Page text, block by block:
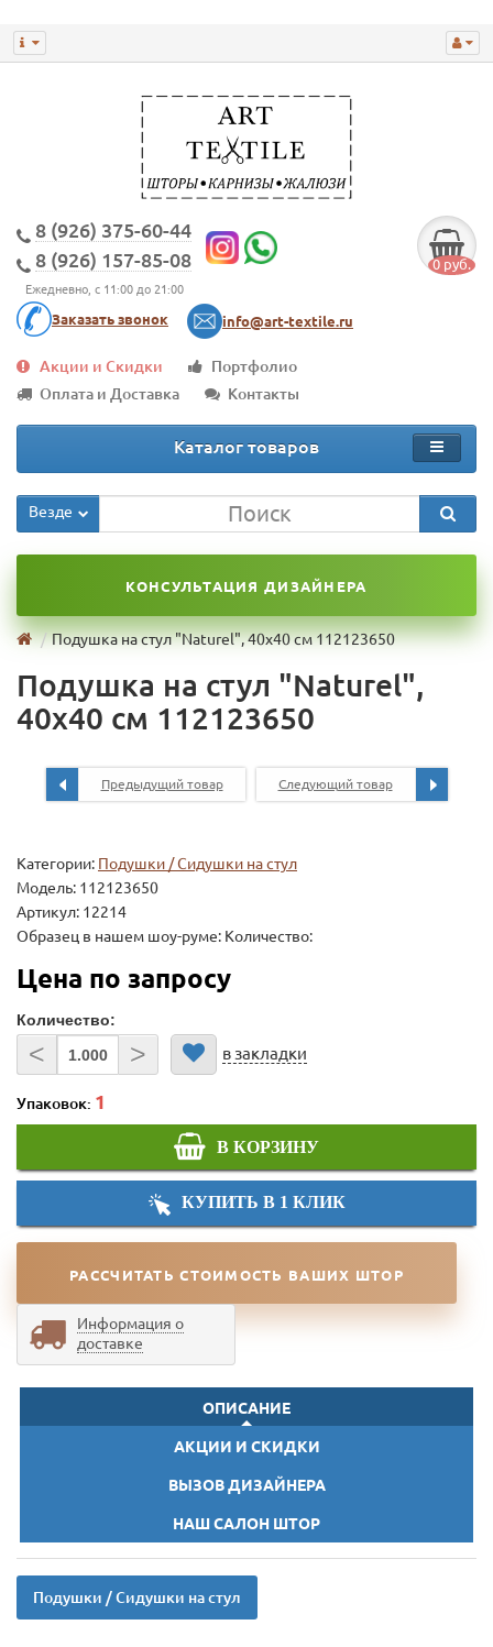
8 (926) 375-60-44
8 (926) 157-85-08
Ежедневно, с 11:00 до 21:00
Заказать звонок info@art-textile.ru
0 руб.
Акции и Скидки
Портфолио
Оплата и Доставка
Контакты
Каталог товаров
Везде
КОНСУЛЬТАЦИЯ ДИЗАЙНЕРА
Подушка на стул "Naturel", 40х40 см 112123650
Подушка на стул "Naturel",
40х40 см 112123650
Предыдущий товар Следующий товар
Категории: Подушки / Сидушки на стул
Модель: 112123650
Артикул: 12214
Образец в нашем шоу-руме: Количество:
Цена по запросу
Количество:
< > в закладки
Упаковок:
В КОРЗИНУ
КУПИТЬ В 1 КЛИК
РАССЧИТАТЬ СТОИМОСТЬ ВАШИХ ШТОР
Информация о
доставке
ОПИСАНИЕ
АКЦИИ И СКИДКИ
ВЫЗОВ ДИЗАЙНЕРА
НАШ САЛОН ШТОР
Подушки / Сидушки на стул